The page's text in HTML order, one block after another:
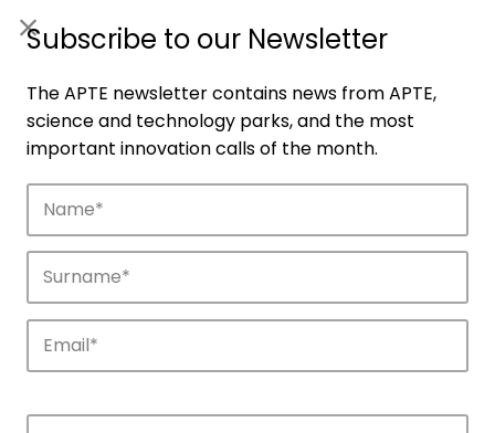
Companies
Discover the companies that drive
Subscribe to our Newsletter
The APTE newsletter contains news from APTE,
science and technology parks, and the most
important innovation calls of the month.